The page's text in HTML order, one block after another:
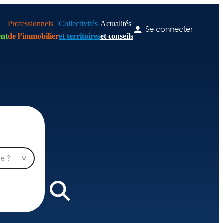
Professionnels
de l’immobilier
Collectivités
et territoires
Actualités
et conseils
Se connecter